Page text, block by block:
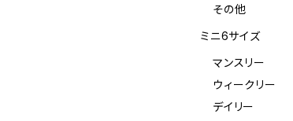
その他
ミニ6サイズ
マンスリー
ウィークリー
デイリー